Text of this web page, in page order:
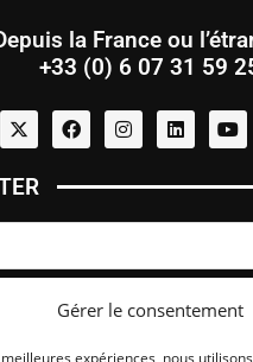
Gérer le consentement
expériences, nous
la France ou
+33 (0) 6 07 31 59